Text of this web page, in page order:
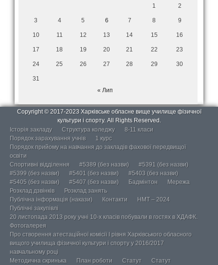
1 2
3 4 5 6 7 8 9
10 11 12 13 14 15 16
17 18 19 20 21 22 23
24 25 26 27 28 29 30
31
« Лип
Copyright © 2017-2023 Харківське обласне вище училище фізичної
культури і спорту. All Rights Reserved.
Історія закладу
Структура коледжу
8-11 класи
Порядок зарахування учнів
1 курс
Порядок прийому на навчання до закладів фахової передвищої
освіти
Спортивні відділення
#5389 (без назви)
#5391 (без назви)
#5399 (без назви)
#5401 (без назви)
#5403 (без назви)
#5405 (без назви)
#5407 (без назви) Бадмінтон
Мережа
Розклад дзвінків
Розклад занять
Публічна інформація (накази)
Контакти
НМТ – 2024
Публічні закупівлі
20 листопада 2013 року учні 10-х класів побували в гостях в ХДАФК.
Фотогалерея
Про створення атестаційної комісії І рівня Харківського обласного
вищого училища фізичної культури і спорту у 2016/2017
навчальному році
Методична скринька
План роботи Статут
Статут